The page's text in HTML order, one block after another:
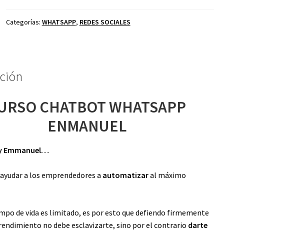
cantidad
Categorías: WHATSAPP, REDES SOCIALES
CHATBOT WHATSAPP
ENMANUEL
Emmanuel…
a los emprendedores a automatizaral máximo
de vida es limitado, es por esto que defiendo firmemente
no debe esclavizarte, sino por el contrario darte